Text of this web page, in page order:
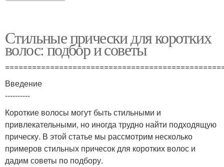
Стильные прически для коротких
волос: подбор и советы
Введение
----------
Короткие волосы могут быть стильными и
привлекательными, но иногда трудно найти подходящую
прическу. В этой статье мы рассмотрим несколько
примеров стильных причесок для коротких волос и
дадим советы по подбору.